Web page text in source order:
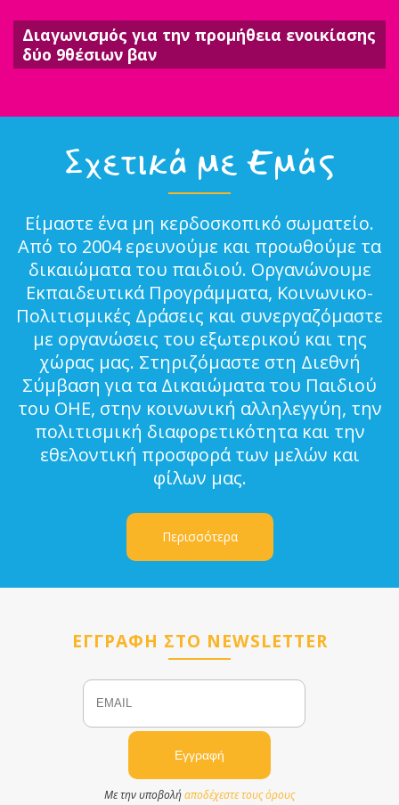
Διαγωνισμός για την προμήθεια ενοικίασης
δύο 9θέσιων βαν
Σχετικά με Εμάς
Είμαστε ένα μη κερδοσκοπικό σωματείο.
Από το 2004 ερευνούμε και προωθούμε τα
δικαιώματα του παιδιού. Οργανώνουμε
Εκπαιδευτικά Προγράμματα, Κοινωνικο-
Πολιτισμικές Δράσεις και συνεργαζόμαστε
με οργανώσεις του εξωτερικού και της
χώρας μας. Στηριζόμαστε στη Διεθνή
Σύμβαση για τα Δικαιώματα του Παιδιού
του ΟΗΕ, στην κοινωνική αλληλεγγύη, την
πολιτισμική διαφορετικότητα και την
εθελοντική προσφορά των μελών και
φίλων μας.
Περισσότερα
ΕΓΓΡΑΦΗ ΣΤΟ NEWSLETTER
Email
Με την υποβολήαποδέχεστε τους όρους